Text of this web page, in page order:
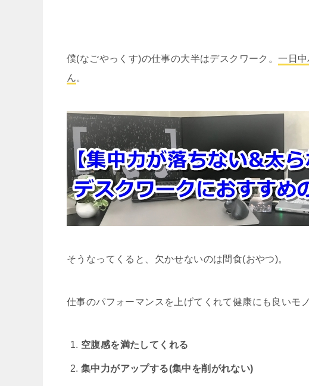
僕(なごやっくす)の仕事の大半はデスクワーク。一日
ん。
そうなってくると、欠かせないのは間食(おやつ)。
仕事のパフォーマンスを上げてくれて健康にも良いモ
空腹感を満たしてくれる
集中力がアップする(集中を削がれない)